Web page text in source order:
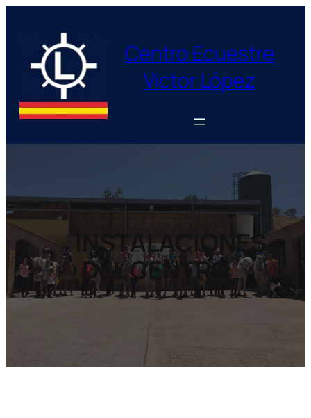
contenido
Centro Ecuestre
Victor López
INSTALACIONES
DEL CENTRO